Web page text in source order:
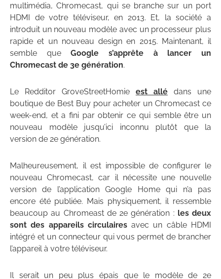
multimédia, Chromecast, qui se branche sur un port
HDMI de votre téléviseur, en 2013. Et, la société a
introduit un nouveau modèle avec un processeur plus
rapide et un nouveau design en 2015. Maintenant, il
semble queGoogle s’apprête à lancer un
Chromecast de 3e génération.
Le Redditor GroveStreetHomie est allé dans une
boutique de Best Buy pour acheter un Chromecast ce
week-end, et a fini par obtenir ce qui semble être un
nouveau modèle jusqu’ici inconnu plutôt que la
version de 2e génération.
Malheureusement, il est impossible de configurer le
nouveau Chromecast, car il nécessite une nouvelle
version de l’application Google Home qui n’a pas
encore été publiée. Mais physiquement, il ressemble
beaucoup au Chromeast de 2e génération : les deux
sont des appareils circulairesavec un câble HDMI
intégré et un connecteur qui vous permet de brancher
l’appareil à votre téléviseur.
Il serait un peu plus épais que le modèle de 2e